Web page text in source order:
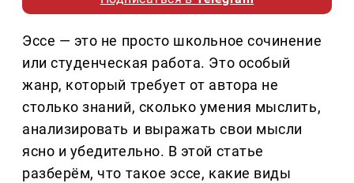
Эссе — это не просто школьное сочинение
или студенческая работа. Это особый
жанр, который требует от автора не
столько знаний, сколько умения мыслить,
анализировать и выражать свои мысли
ясно и убедительно. В этой статье
разберём, что такое эссе, какие виды